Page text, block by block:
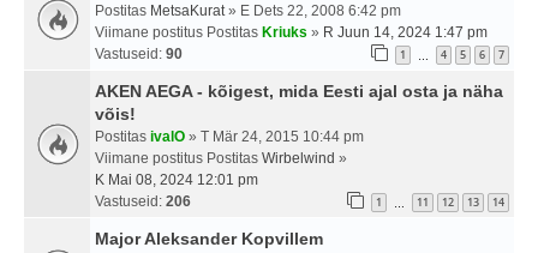
Postitas MetsaKurat» E Dets 22, 2008 6:42 pm
Viimane postitus Postitas Kriuks » R Juun 14, 2024 1:47 pm
Vastuseid: 90 1 4 5 6 7
AKEN AEGA - kõigest, mida Eesti ajal osta ja näha
võis!
Postitas ivalO » T Mär 24, 2015 10:44 pm
Viimane postitus Postitas Wirbelwind »
K Mai 08, 2024 12:01 pm
Vastuseid: 206 1 11 12 13 14
Major Aleksander Kopvillem